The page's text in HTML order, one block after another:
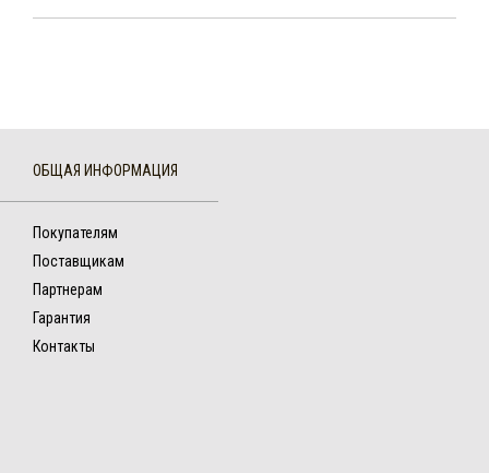
ОБЩАЯ ИНФОРМАЦИЯ
Покупателям
Поставщикам
Партнерам
Гарантия
Контакты